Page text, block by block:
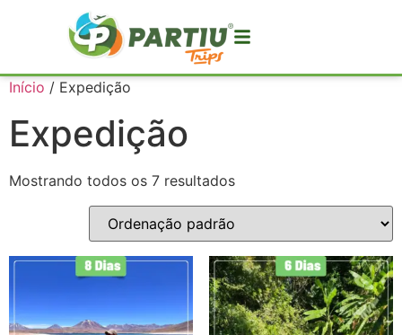
Início / Expedição
Expedição
Mostrando todos os 7 resultados